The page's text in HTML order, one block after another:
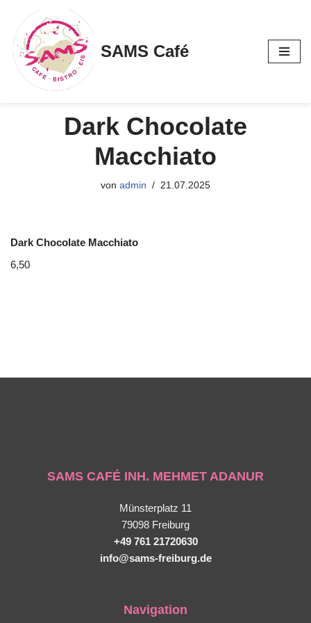
Zum
Inhalt
springen
SAMS Café
Dark Chocolate
Macchiato
von admin 21.07.2025
Dark Chocolate Macchiato
6,50
SAMS CAFÉ INH. MEHMET ADANUR
Münsterplatz 11
79098 Freiburg
+49 761 21720630
info@sams-freiburg.de
Navigation